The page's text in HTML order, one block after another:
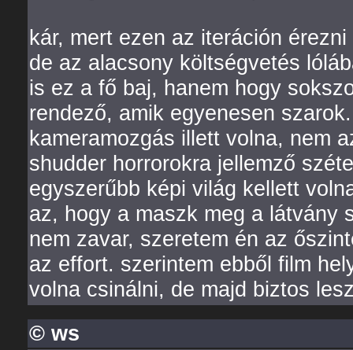
kár, mert ezen az iteráción
de az alacsony költségvetés
is ez a fő baj, hanem hogy
rendező, amik egyenesen
kameramozgás illett volna, nem
shudder horrorokra jellemző
egyszerűbb képi világ kellett
az, hogy a maszk meg a látvány
nem zavar, szeretem én az
az effort. szerintem ebből film
volna csinálni, de majd biztos
© ws